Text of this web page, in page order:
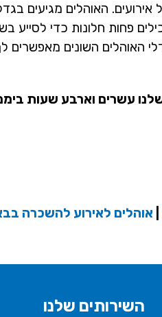
האוהלים מגיעים
פחות חלונות כדי
האוהלים השונים
עשרים וארבע שעות
אוהלים לאירוע להשכרה
השירותים שלנו